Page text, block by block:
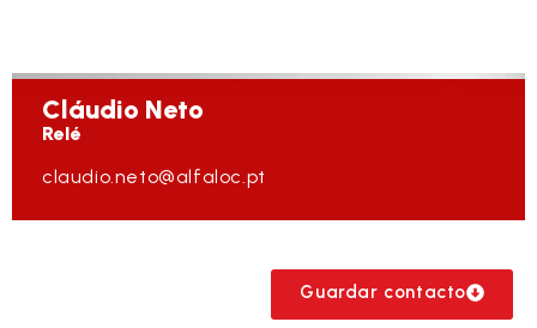
Cláudio Neto
Relé
claudio.neto@alfaloc.pt
Guardar contacto